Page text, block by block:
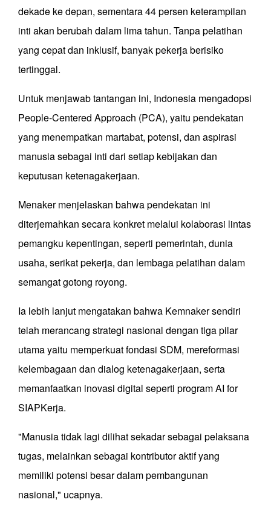
dekade ke depan, sementara 44 persen keterampilan
inti akan berubah dalam lima tahun. Tanpa pelatihan
yang cepat dan inklusif, banyak pekerja berisiko
tertinggal.
Untuk menjawab tantangan ini, Indonesia mengadopsi
People-Centered Approach (PCA), yaitu pendekatan
yang menempatkan martabat, potensi, dan aspirasi
manusia sebagai inti dari setiap kebijakan dan
keputusan ketenagakerjaan.
Menaker menjelaskan bahwa pendekatan ini
diterjemahkan secara konkret melalui kolaborasi lintas
pemangku kepentingan, seperti pemerintah, dunia
usaha, serikat pekerja, dan lembaga pelatihan dalam
semangat gotong royong.
Ia lebih lanjut mengatakan bahwa Kemnaker sendiri
telah merancang strategi nasional dengan tiga pilar
utama yaitu memperkuat fondasi SDM, mereformasi
kelembagaan dan dialog ketenagakerjaan, serta
memanfaatkan inovasi digital seperti program AI for
SIAPKerja.
"Manusia tidak lagi dilihat sekadar sebagai pelaksana
tugas, melainkan sebagai kontributor aktif yang
memiliki potensi besar dalam pembangunan
nasional," ucapnya.